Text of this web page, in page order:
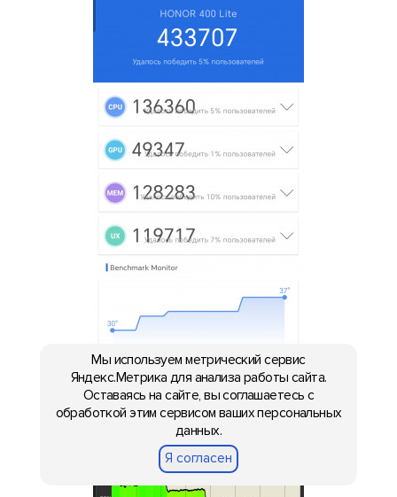
Мы используем метрический сервис
Яндекс.Метрика для анализа работы сайта.
Оставаясь на сайте, вы соглашаетесь с
обработкой этим сервисом ваших персональных
данных.
Я согласен